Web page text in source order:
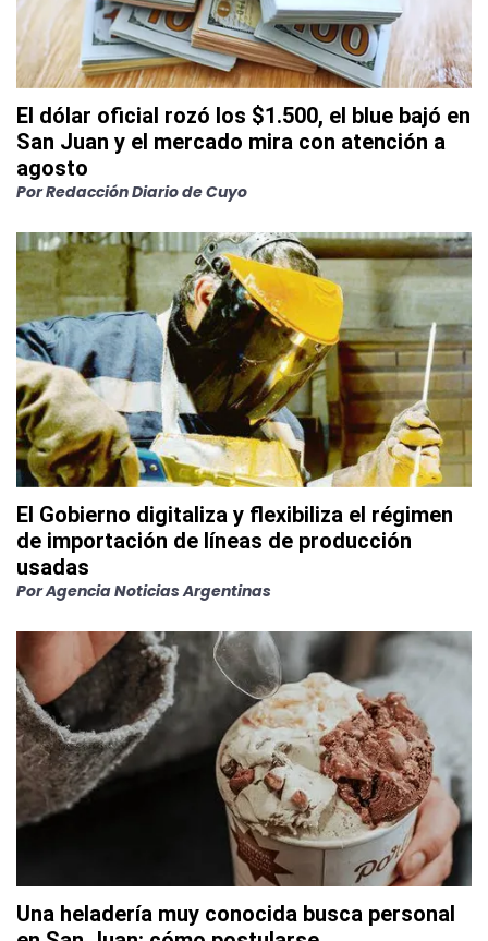
El dólar oficial rozó los $1.500, el blue bajó en
San Juan y el mercado mira con atención a
agosto
PorRedacción Diario de Cuyo
El Gobierno digitaliza y flexibiliza el régimen
de importación de líneas de producción
usadas
PorAgencia Noticias Argentinas
Una heladería muy conocida busca personal